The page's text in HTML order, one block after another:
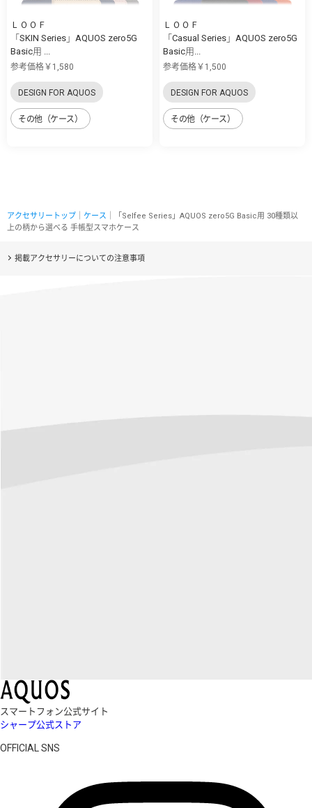
ＬＯＯＦ
「SKIN Series」AQUOS zero5G
Basic用 ...
参考価格￥1,580
DESIGN FOR AQUOS
その他（ケース）
ＬＯＯＦ
「Casual Series」AQUOS zero5G
Basic用...
参考価格￥1,500
DESIGN FOR AQUOS
その他（ケース）
アクセサリートップ ケース ｜「Selfee Series」AQUOS zero5G Basic用 30種類以
上の柄から選べる 手帳型スマホケース
掲載アクセサリーについての注意事項
スマートフォン公式サイト
シャープ公式ストア
OFFICIAL SNS